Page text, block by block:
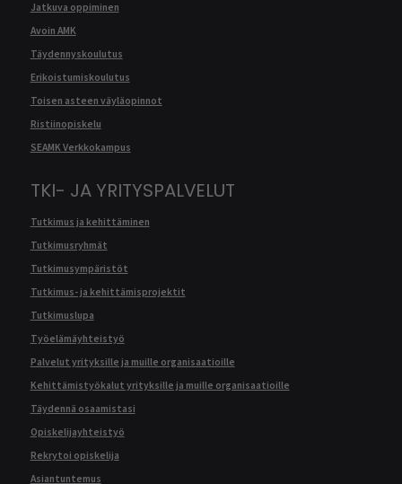
Jatkuva oppiminen
Avoin AMK
Täydennyskoulutus
Erikoistumiskoulutus
Toisen asteen väyläopinnot
Ristiinopiskelu
SEAMK Verkkokampus
TKI- JA YRITYSPALVELUT
Tutkimus ja kehittäminen
Tutkimusryhmät
Tutkimusympäristöt
Tutkimus- ja kehittämisprojektit
Tutkimuslupa
Työelämäyhteistyö
Palvelut yrityksille ja muille organisaatioille
Kehittämistyökalut yrityksille ja muille organisaatioille
Täydennä osaamistasi
Opiskelijayhteistyö
Rekrytoi opiskelija
Asiantuntemus